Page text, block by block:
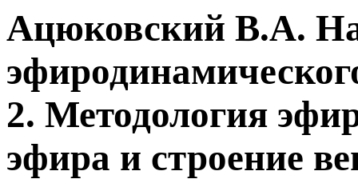
Ацюковский В.А.
2. Методология
эфира и строение